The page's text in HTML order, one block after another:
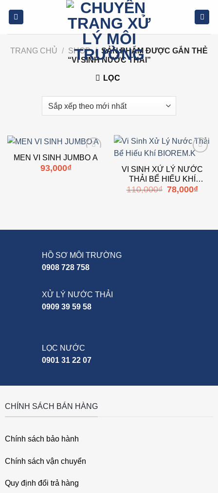
TRANG CHỦ
/ SHOP / SẢN PHẨM ĐƯỢC GẮN THẺ
“VI SINH NƯỚC THẢI”
LỌC
Add to
MEN VI SINH JUMBO A
93,000₫
wishlist
VI SINH XỬ LÝ NƯỚC
THẢI BỂ HIẾU KHÍ
BIOREM.K
110,000₫
Giá
gốc
78,000₫Giá
HỒ SƠ MÔI TRƯỜNG
0908 728 758
XỬ LÝ NƯỚC THẢI
0909 39 59 58
LỌC NƯỚC
0901 31 22 07
CHÍNH SÁCH BÁN HÀNG
Chính sách bảo hành
Chính sách vận chuyển
Quy định đổi trả hàng